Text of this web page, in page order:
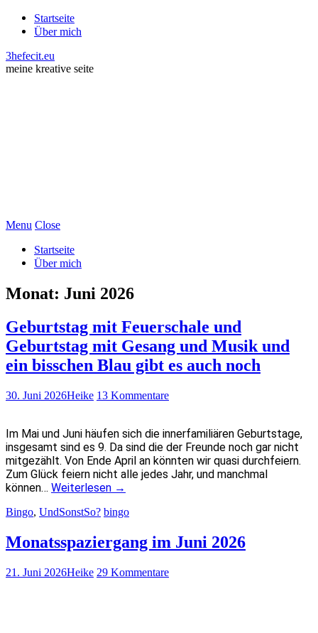
Startseite
Über mich
3hefecit.eu
meine kreative seite
Menu Close
Startseite
Über mich
Monat: Juni 2026
Geburtstag mit Feuerschale und
Geburtstag mit Gesang und Musik und
ein bisschen Blau gibt es auch noch
30. Juni 2026Heike 13 Kommentare
Im Mai und Juni häufen sich die innerfamiliären Geburtstage,
insgesamt sind es 9. Da sind die der Freunde noch gar nicht
mitgezählt. Von Ende April an könnten wir quasi durchfeiern.
Zum Glück feiern nicht alle jedes Jahr, und manchmal
können… Weiterlesen →
Bingo, UndSonstSo? bingo
Monatsspaziergang im Juni 2026
21. Juni 2026Heike 29 Kommentare